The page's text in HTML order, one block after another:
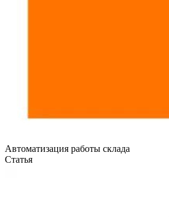
Автоматизация работы склада
Статья